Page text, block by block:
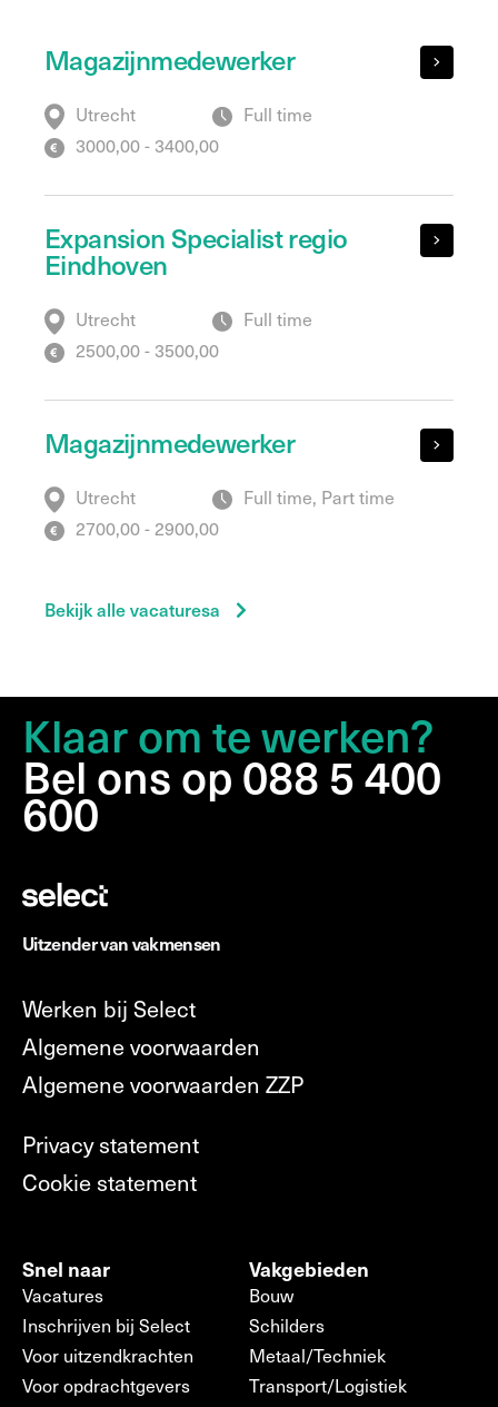
Magazijnmedewerker
Utrecht
Full time
3000,00 - 3400,00
Expansion Specialist regio
Eindhoven
Utrecht
Full time
2500,00 - 3500,00
Magazijnmedewerker
Utrecht
Full time, Part time
2700,00 - 2900,00
Bekijk alle vacaturesa
Klaar om te werken?
Bel ons op 088 5 400
600
Uitzender van vakmensen
Werken bij Select
Algemene voorwaarden
Algemene voorwaarden ZZP
Privacy statement
Cookie statement
Snel naar
Vacatures
Inschrijven bij Select
Voor uitzendkrachten
Voor opdrachtgevers
Vakgebieden
Bouw
Schilders
Metaal/Techniek
Transport/Logistiek